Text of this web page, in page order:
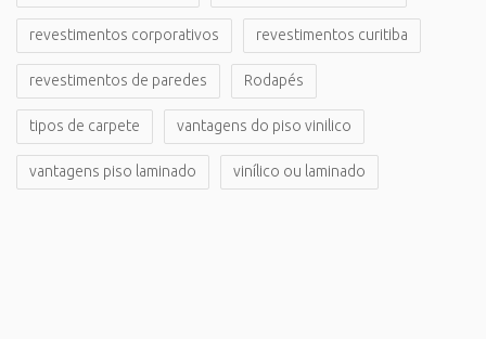
revestimentos corporativos revestimentos curitiba
revestimentos de paredes Rodapés
tipos de carpete vantagens do piso vinilico
vantagens piso laminado vinílico ou laminado